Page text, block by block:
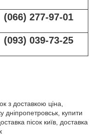
(066) 277-97-01
(093) 039-73-25
з доставкою ціна,
дніпропетровськ, купити
пісок київ, доставка